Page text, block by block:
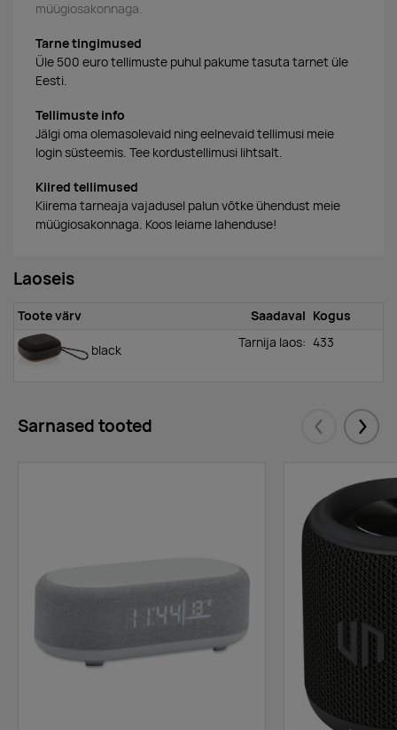
müügiosakonnaga.
Tarne tingimused
Üle 500 euro tellimuste puhul pakume tasuta tarnet üle
Eesti.
Tellimuste info
Jälgi oma olemasolevaid ning eelnevaid tellimusi meie
login süsteemis. Tee kordustellimusi lihtsalt.
Kiired tellimused
Kiirema tarneaja vajadusel palun võtke ühendust meie
müügiosakonnaga. Koos leiame lahenduse!
Laoseis
Toote värv Saadaval Kogus
black Tarnija laos: 433
Sarnased tooted Eelmised